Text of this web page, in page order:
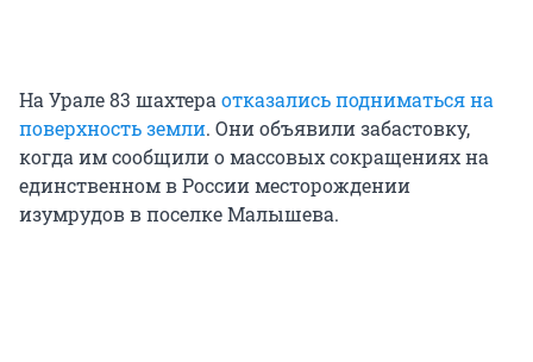
На Урале 83 шахтера отказались подниматься на
поверхность земли. Они объявили забастовку,
когда им сообщили о массовых сокращениях на
единственном в России месторождении
изумрудов в поселке Малышева.